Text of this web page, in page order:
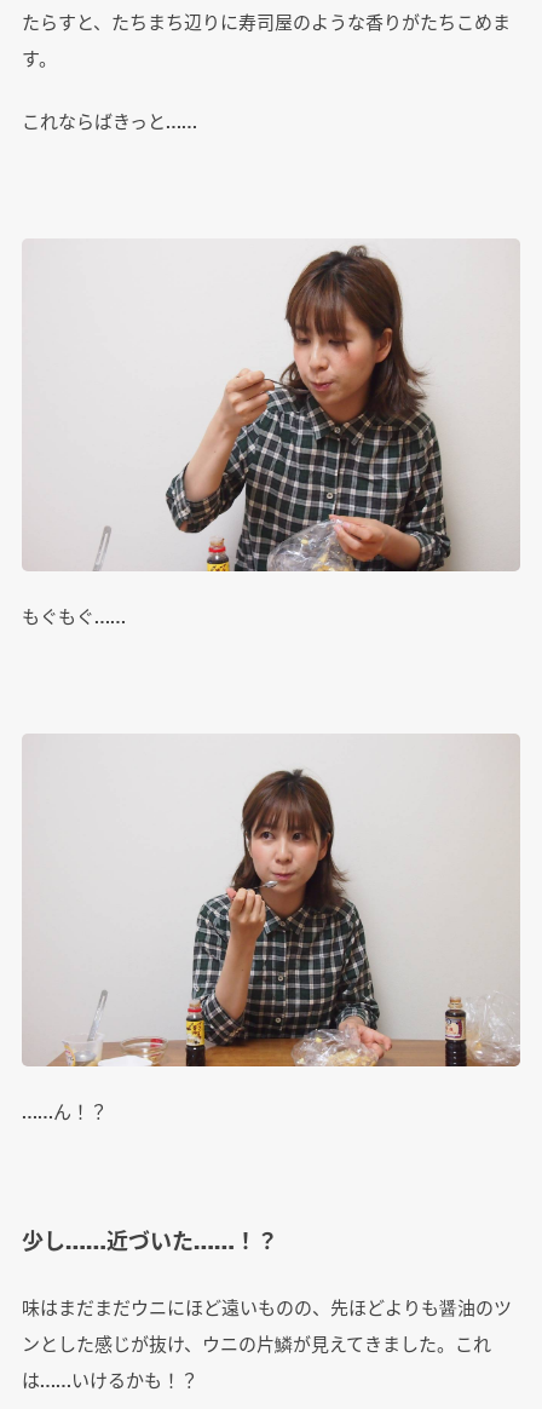
たらすと、たちまち辺りに寿司屋のような香りがたちこめま
す。
これならばきっと……
もぐもぐ……
……ん！？
少し……近づいた……！？
味はまだまだウニにほど遠いものの、先ほどよりも醤油のツ
ンとした感じが抜け、ウニの片鱗が見えてきました。これ
は……いけるかも！？